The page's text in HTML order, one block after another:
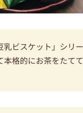
ビスケット」シリ
格的にお茶をたて